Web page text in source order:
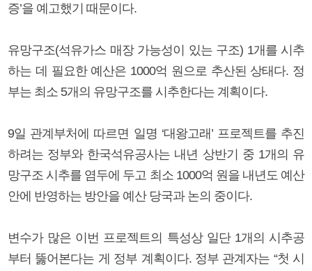
증’을 예고했기 때문이다.
유망구조(석유가스 매장 가능성이 있는 구조) 1개를 시추
하는 데 필요한 예산은 1000억 원으로 추산된 상태다. 정
부는 최소 5개의 유망구조를 시추한다는 계획이다.
9일 관계부처에 따르면 일명 ‘대왕고래’ 프로젝트를 추진
하려는 정부와 한국석유공사는 내년 상반기 중 1개의 유
망구조 시추를 염두에 두고 최소 1000억 원을 내년도 예산
안에 반영하는 방안을 예산 당국과 논의 중이다.
변수가 많은 이번 프로젝트의 특성상 일단 1개의 시추공
부터 뚫어본다는 게 정부 계획이다. 정부 관계자는 “첫 시